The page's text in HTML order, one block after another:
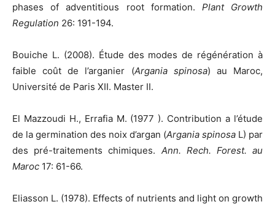
phases of adventitious root formation. Plant Growth
Regulation 26: 191-194.
Bouiche L. (2008). Étude des modes de régénération à
faible coût de l’arganier (Argania spinosa) au Maroc,
Université de Paris XII. Master II.
El Mazzoudi H., Errafia M. (1977 ). Contribution a l’étude
de la germination des noix d’argan (Argania spinosa L) par
des pré-traitements chimiques. Ann. Rech. Forest. au
Maroc 17: 61-66.
Eliasson L. (1978). Effects of nutrients and light on growth